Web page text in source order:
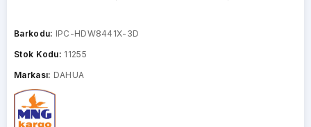
Barkodu: IPC-HDW8441X-3D
Stok Kodu: 11255
Markası: DAHUA